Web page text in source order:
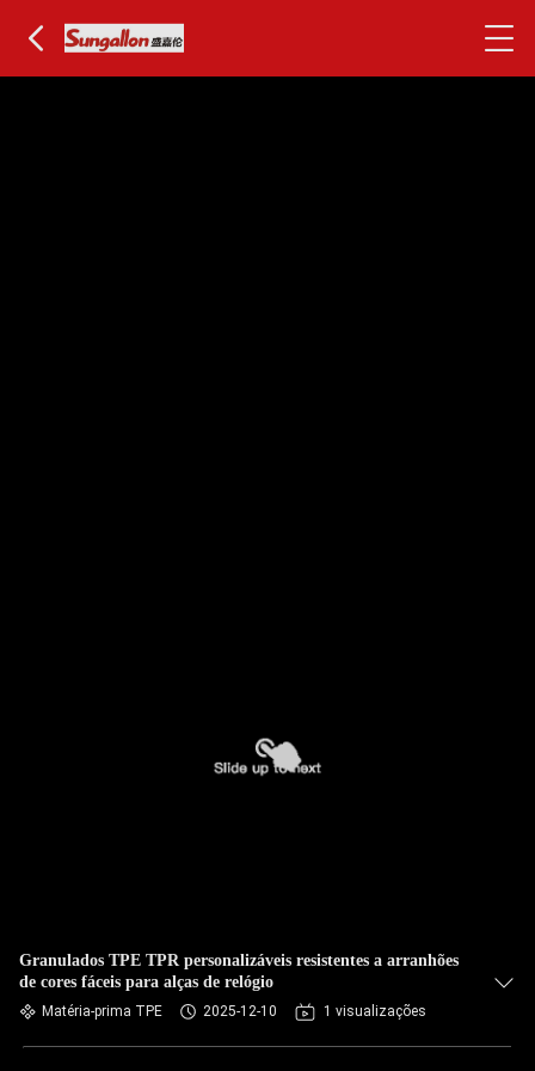
Granulados TPE TPR personalizáveis resistentes a arranhões
de cores fáceis para alças de relógio
Matéria-prima TPE 2025-12-10 1 visualizações